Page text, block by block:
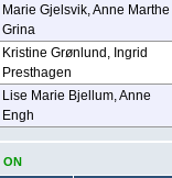
Marie Gjelsvik, Anne Marthe
Grina
Kristine Grønlund, Ingrid
Presthagen
Lise Marie Bjellum, Anne
Engh
ON